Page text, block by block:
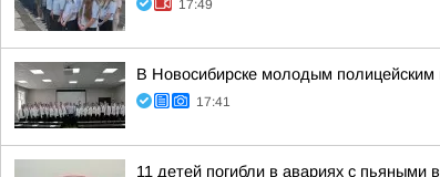
17:49
В Новосибирске молодым полицейским
17:41
11 детей погибли в авариях с пьяными